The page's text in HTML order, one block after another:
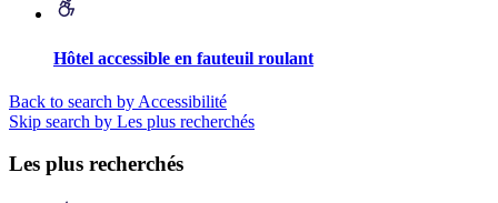
Hôtel accessible en fauteuil roulant
Back to search by Accessibilité
Skip search by Les plus recherchés
Les plus recherchés